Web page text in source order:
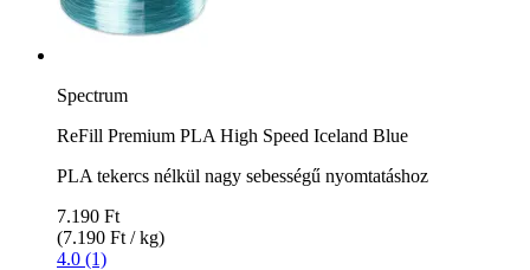
Spectrum
ReFill Premium PLA High Speed Iceland Blue
PLA tekercs nélkül nagy sebességű nyomtatáshoz
7.190 Ft
(7.190 Ft / kg)
4.0 (1)